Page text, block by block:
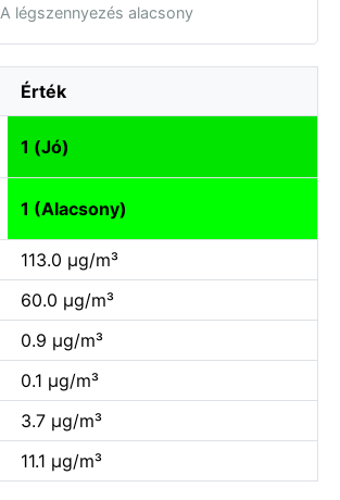
A légszennyezés alacsony
Érték
1 (Jó)
1 (Alacsony)
113.0 µg/m³
60.0 µg/m³
0.9 µg/m³
0.1 µg/m³
3.7 µg/m³
11.1 µg/m³